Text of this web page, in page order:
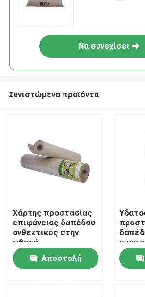
Σπίτι
Προϊόντα
Να συνεχίσει
Συνιστώμενα προϊόντα
Χάρτης προστασίας
επιφάνειας δαπέδου
ανθεκτικός στην
φθορά,
ανακυκλωμένο
χαρτόνιΑποστολή
στην